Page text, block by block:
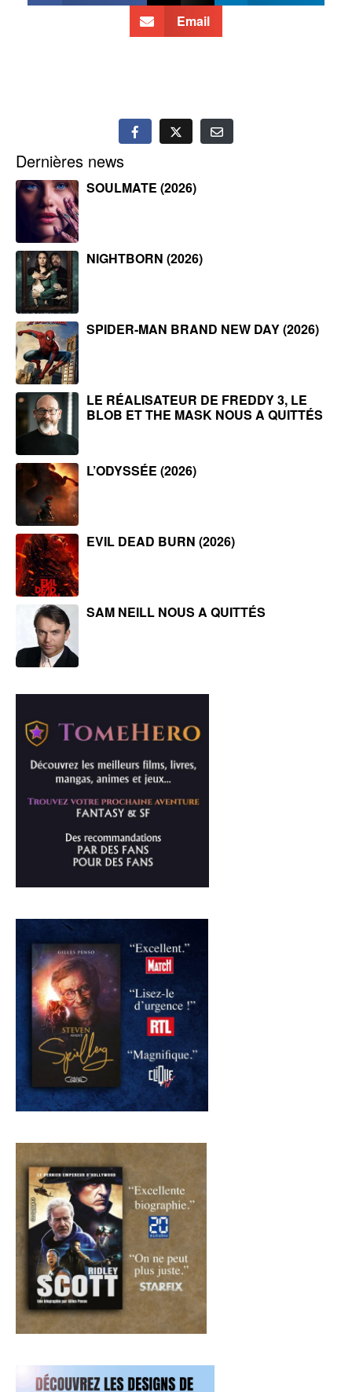
Email
Dernières news
SOULMATE (2026)
NIGHTBORN (2026)
SPIDER-MAN BRAND NEW DAY (2026)
LE RÉALISATEUR DE FREDDY 3, LE
BLOB ET THE MASK NOUS A QUITTÉS
L’ODYSSÉE (2026)
EVIL DEAD BURN (2026)
SAM NEILL NOUS A QUITTÉS